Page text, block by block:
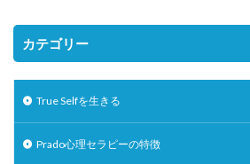
カテゴリー
True Selfを生きる
Prado心理セラピーの特徴